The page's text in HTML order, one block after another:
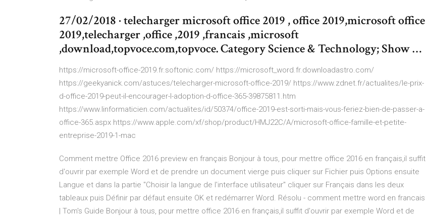
27/02/2018 · telecharger microsoft office 2019 , office 2019,microsoft office
2019,telecharger ,office ,2019 ,francais ,microsoft
,download,topvoce.com,topvoce. Category Science & Technology; Show …
https://microsoft-office-2019.fr.softonic.com/ https://microsoft_word.fr.downloadastro.com/
https://geekyanick.com/astuces/telecharger-microsoft-office-2019/ https://www.zdnet.fr/actualites/le-prix-
d-office-2019-peut-il-encourager-l-adoption-d-office-365-39875811.htm
https://www.linformaticien.com/actualites/id/50374/office-2019-est-sorti-mais-vous-feriez-bien-de-passer-a-
office-365.aspx https://www.apple.com/xf/shop/product/HMJ22C/A/microsoft-office-famille-et-petite-
entreprise-2019-1-mac
Comment mettre Office 2016 preview en français Bonjour à tous, pour mettre office 2016 en français,il suffit
d'ouvrir par exemple Word et de prendre un document vierge puis cliquer sur Fichier puis Options ensuite
Langue et dans la partie ''Choisir la langue de l'interface utilisateur'' cliquer sur Français dans les deux
tableaux puis Définir par défaut ensuite OK et redémarrer Word. Résolu - comment mettre word en francais
| Tom's Guide Bonjour à tous, pour mettre office 2016 en français,il suffit d'ouvrir par exemple Word et de